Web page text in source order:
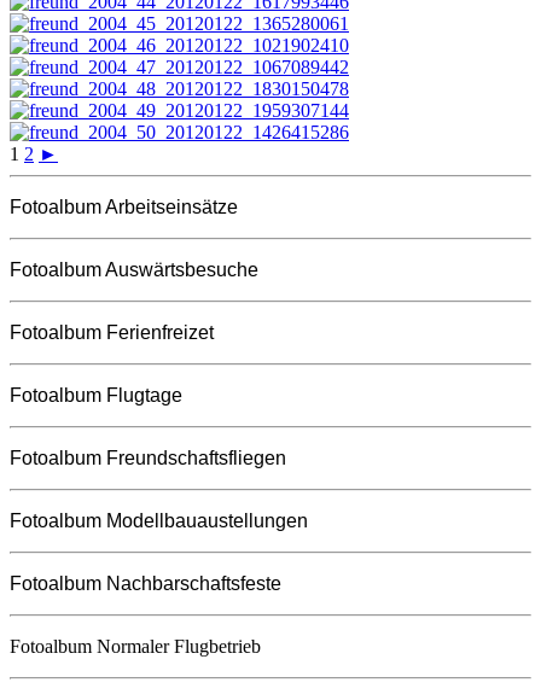
1 2 ►
Fotoalbum Arbeitseinsätze
Fotoalbum Auswärtsbesuche
Fotoalbum Ferienfreizet
Fotoalbum Flugtage
Fotoalbum Freundschaftsfliegen
Fotoalbum Modellbauaustellungen
Fotoalbum Nachbarschaftsfeste
Fotoalbum Normaler Flugbetrieb